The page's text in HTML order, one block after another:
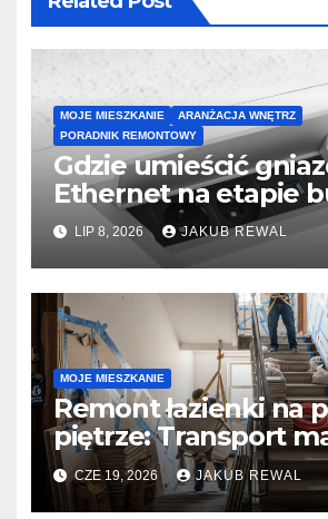
MOJE MIESZKANIE
ARANŻACJA WNĘTRZ
PORADNIK REMONTOWY
Gdzie umieścić
Ethernet na etapie
LIP 8, 2026 JAKUB REWAL
MOJE MIESZKANIE
Remont łazienki na
piętrze: Transport
i logistyka w bloku.
CZE 19, 2026 JAKUB REWAL